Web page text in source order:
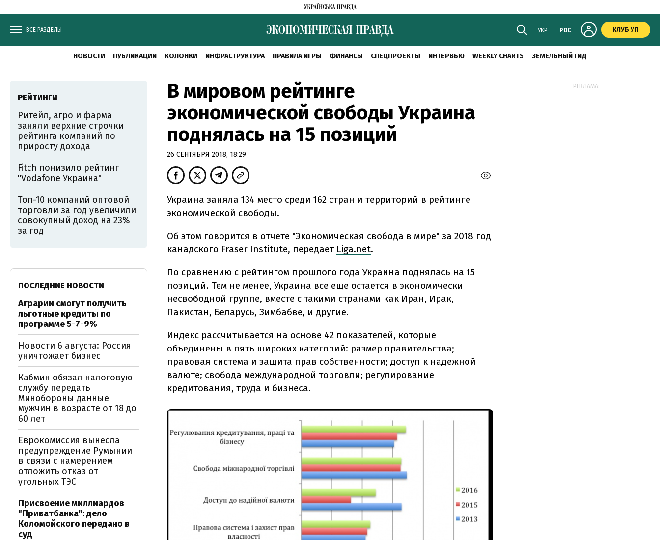
ВСЕ РАЗДЕЛЫ УКР РОС КЛУБ УП
НОВОСТИ ПУБЛИКАЦИИ КОЛОНКИ ИНФРАСТРУКТУРА ПРАВИЛА ИГРЫ ФИНАНСЫ СПЕЦПРОЕКТЫ ИНТЕРВЬЮ WEEKLY CHARTS ЗЕМЕЛЬНЫЙ ГИД
В мировом рейтинге
экономической свободы Украина
поднялась на 15 позиций
26 СЕНТЯБРЯ 2018, 18:29
Украина заняла 134 место среди 162 стран и территорий в рейтинге
экономической свободы.
Об этом говорится в отчете "Экономическая свобода в мире" за 2018 год
канадского Fraser Institute, передает Liga.net.
По сравнению с рейтингом прошлого года Украина поднялась на 15
позиций. Тем не менее, Украина все еще остается в экономически
несвободной группе, вместе с такими странами как Иран, Ирак,
Пакистан, Беларусь, Зимбабве, и другие.
Индекс рассчитывается на основе 42 показателей, которые
объединены в пять широких категорий: размер правительства;
правовая система и защита прав собственности; доступ к надежной
валюте; свобода международной торговли; регулирование
кредитования, труда и бизнеса.
РЕЙТИНГИ
Ритейл, агро и фарма
заняли верхние строчки
рейтинга компаний по
приросту дохода
Fitch понизило рейтинг
"Vodafone Украина"
Топ-10 компаний оптовой
торговли за год увеличили
совокупный доход на 23%
за год
ПОСЛЕДНИЕ НОВОСТИ
Аграрии смогут получить
льготные кредиты по
программе 5-7-9%
Новости 6 августа: Россия
уничтожает бизнес
Кабмин обязал налоговую
службу передать
Минобороны данные
мужчин в возрасте от 18 до
60 лет
Еврокомиссия вынесла
предупреждение Румынии
в связи с намерением
отложить отказ от
угольных ТЭС
Присвоение миллиардов
"Приватбанка": дело
Коломойского передано в
суд
РЕКЛАМА: